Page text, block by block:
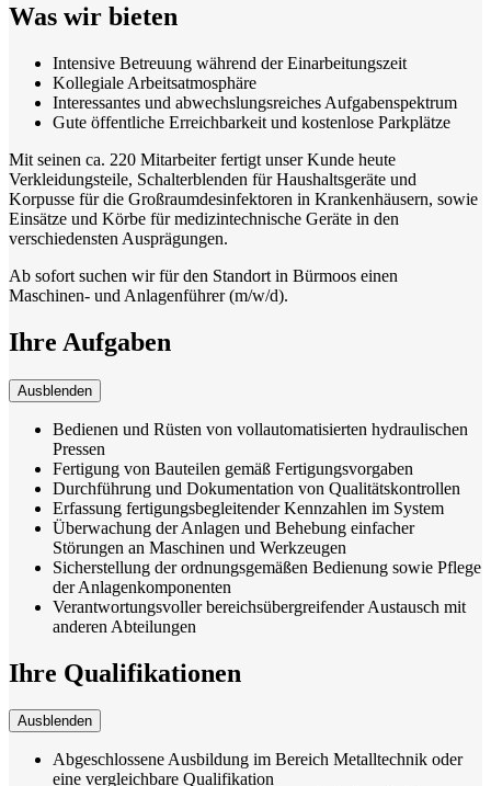
Was wir bieten
Intensive Betreuung während der Einarbeitungszeit
Kollegiale Arbeitsatmosphäre
Interessantes und abwechslungsreiches Aufgabenspektrum
Gute öffentliche Erreichbarkeit und kostenlose Parkplätze
Mit seinen ca. 220 Mitarbeiter fertigt unser Kunde heute
Verkleidungsteile, Schalterblenden für Haushaltsgeräte und
Korpusse für die Großraumdesinfektoren in Krankenhäusern, sowie
Einsätze und Körbe für medizintechnische Geräte in den
verschiedensten Ausprägungen.
Ab sofort suchen wir für den Standort in Bürmoos einen
Maschinen- und Anlagenführer (m/w/d).
Ihre Aufgaben
Ausblenden
Bedienen und Rüsten von vollautomatisierten hydraulischen
Pressen
Fertigung von Bauteilen gemäß Fertigungsvorgaben
Durchführung und Dokumentation von Qualitätskontrollen
Erfassung fertigungsbegleitender Kennzahlen im System
Überwachung der Anlagen und Behebung einfacher
Störungen an Maschinen und Werkzeugen
Sicherstellung der ordnungsgemäßen Bedienung sowie Pflege
der Anlagenkomponenten
Verantwortungsvoller bereichsübergreifender Austausch mit
anderen Abteilungen
Ihre Qualifikationen
Ausblenden
Abgeschlossene Ausbildung im Bereich Metalltechnik oder
eine vergleichbare Qualifikation